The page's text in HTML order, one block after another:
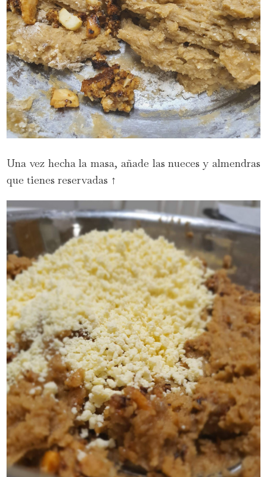
Una vez hecha la masa, añade las nueces y almendras
que tienes reservadas ↑